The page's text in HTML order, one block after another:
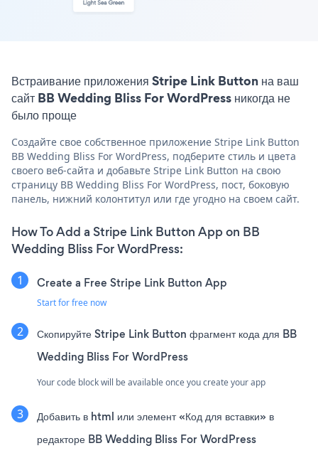
Встраивание приложения Stripe Link Button на ваш
сайт BB Wedding Bliss For WordPress никогда не
было проще
Создайте свое собственное приложение Stripe Link Button
BB Wedding Bliss For WordPress, подберите стиль и цвета
своего веб-сайта и добавьте Stripe Link Button на свою
страницу BB Wedding Bliss For WordPress, пост, боковую
панель, нижний колонтитул или где угодно на своем сайт.
How To Add a Stripe Link Button App on BB
Wedding Bliss For WordPress:
Create a Free Stripe Link Button App
Start for free now
Скопируйте Stripe Link Button фрагмент кода для BB
Wedding Bliss For WordPress
Your code block will be available once you create your app
Добавить в html или элемент «Код для вставки» в
редакторе BB Wedding Bliss For WordPress